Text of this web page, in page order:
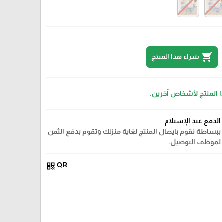
shopping_cart شراء هذا المنتج
المنتج لأشخاص آخرين.
الدفع عند الإستلام
ببساطة نقوم بايصال المنتج لغاية منزلك وتقوم بدفع الثمن
لموظف التوصيل.
QR
qr_code